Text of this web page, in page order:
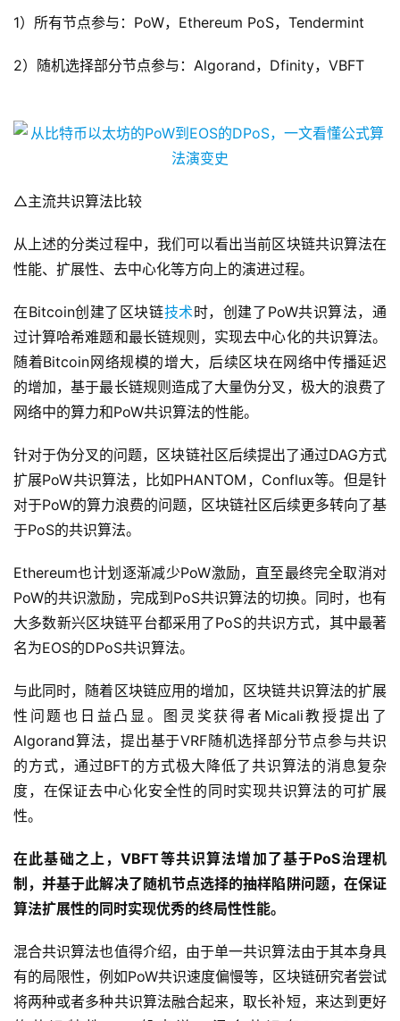
1）所有节点参与：PoW，Ethereum PoS，Tendermint
2）随机选择部分节点参与：Algorand，Dfinity，VBFT
△主流共识算法比较
从上述的分类过程中，我们可以看出当前区块链共识算法在
性能、扩展性、去中心化等方向上的演进过程。
在Bitcoin创建了区块链技术时，创建了PoW共识算法，通
过计算哈希难题和最长链规则，实现去中心化的共识算法。
随着Bitcoin网络规模的增大，后续区块在网络中传播延迟
的增加，基于最长链规则造成了大量伪分叉，极大的浪费了
网络中的算力和PoW共识算法的性能。
针对于伪分叉的问题，区块链社区后续提出了通过DAG方式
扩展PoW共识算法，比如PHANTOM，Conflux等。但是针
对于PoW的算力浪费的问题，区块链社区后续更多转向了基
于PoS的共识算法。
Ethereum也计划逐渐减少PoW激励，直至最终完全取消对
PoW的共识激励，完成到PoS共识算法的切换。同时，也有
大多数新兴区块链平台都采用了PoS的共识方式，其中最著
名为EOS的DPoS共识算法。
与此同时，随着区块链应用的增加，区块链共识算法的扩展
性问题也日益凸显。图灵奖获得者Micali教授提出了
Algorand算法，提出基于VRF随机选择部分节点参与共识
的方式，通过BFT的方式极大降低了共识算法的消息复杂
度，在保证去中心化安全性的同时实现共识算法的可扩展
性。
在此基础之上，VBFT等共识算法增加了基于PoS治理机
制，并基于此解决了随机节点选择的抽样陷阱问题，在保证
算法扩展性的同时实现优秀的终局性性能。
混合共识算法也值得介绍，由于单一共识算法由于其本身具
有的局限性，例如PoW共识速度偏慢等，区块链研究者尝试
将两种或者多种共识算法融合起来，取长补短，来达到更好